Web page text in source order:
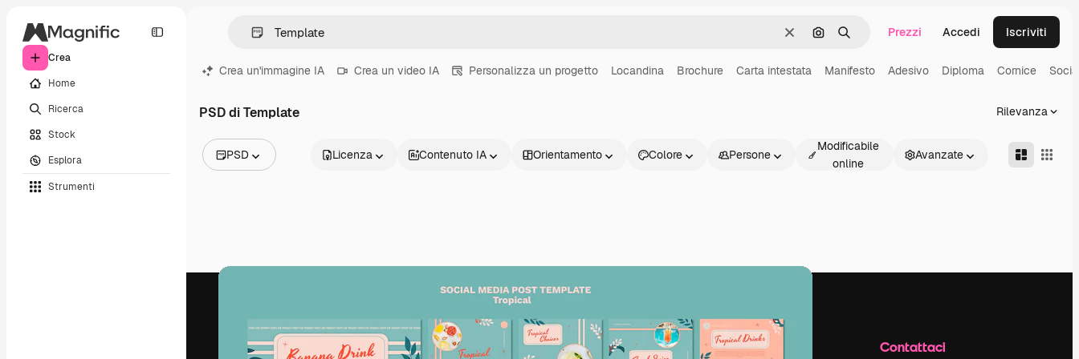
Crea
Home
Ricerca
Stock
Esplora
Strumenti
CancellaCerca per immagine
Ricerca Prezzi Accedi Iscriviti
Crea un'immagine IA Crea un video IA Personalizza un progetto Locandina Brochure Carta intestata Manifesto Adesivo Diploma Cornice
PSD di Template Rilevanza
PSD
Video
Modelli 3D
Licenza Contenuto IA Orientamento Colore Persone
Modificabile
online
Avanzate
Prodotti Inizia Azienda Contattaci